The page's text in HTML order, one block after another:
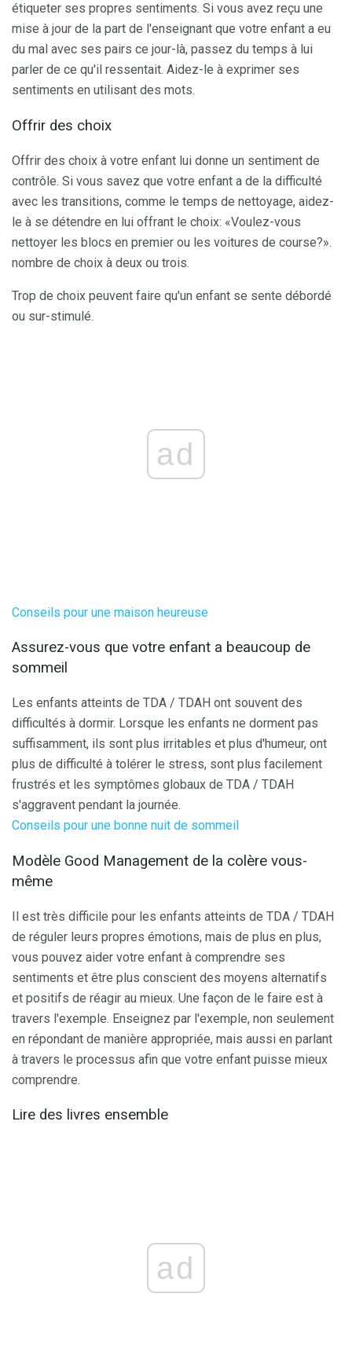
étiqueter ses propres sentiments. Si vous avez reçu une
mise à jour de la part de l'enseignant que votre enfant a eu
du mal avec ses pairs ce jour-là, passez du temps à lui
parler de ce qu'il ressentait. Aidez-le à exprimer ses
sentiments en utilisant des mots.
Offrir des choix
Offrir des choix à votre enfant lui donne un sentiment de
contrôle. Si vous savez que votre enfant a de la difficulté
avec les transitions, comme le temps de nettoyage, aidez-
le à se détendre en lui offrant le choix: «Voulez-vous
nettoyer les blocs en premier ou les voitures de course?».
nombre de choix à deux ou trois.
Trop de choix peuvent faire qu'un enfant se sente débordé
ou sur-stimulé.
ad
Conseils pour une maison heureuse
Assurez-vous que votre enfant a beaucoup de
sommeil
Les enfants atteints de TDA / TDAH ont souvent des
difficultés à dormir. Lorsque les enfants ne dorment pas
suffisamment, ils sont plus irritables et plus d'humeur, ont
plus de difficulté à tolérer le stress, sont plus facilement
frustrés et les symptômes globaux de TDA / TDAH
s'aggravent pendant la journée.
Conseils pour une bonne nuit de sommeil
Modèle Good Management de la colère vous-
même
Il est très difficile pour les enfants atteints de TDA / TDAH
de réguler leurs propres émotions, mais de plus en plus,
vous pouvez aider votre enfant à comprendre ses
sentiments et être plus conscient des moyens alternatifs
et positifs de réagir au mieux. Une façon de le faire est à
travers l'exemple. Enseignez par l'exemple, non seulement
en répondant de manière appropriée, mais aussi en parlant
à travers le processus afin que votre enfant puisse mieux
comprendre.
Lire des livres ensemble
ad